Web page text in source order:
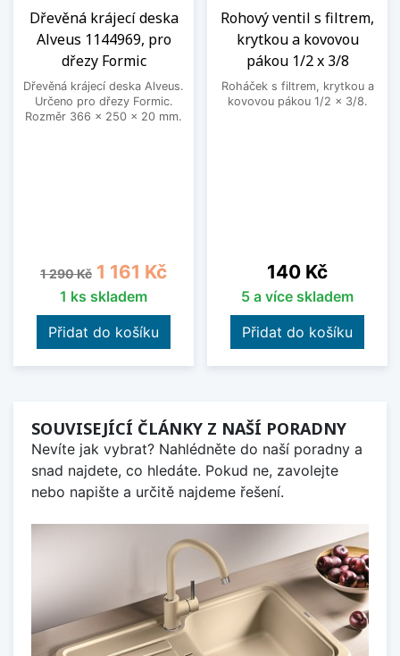
Dřevěná krájecí deska
Alveus 1144969, pro
dřezy Formic
Dřevěná krájecí deska Alveus.
Určeno pro dřezy Formic.
Rozměr 366 x 250 x 20 mm.
Běžná cena
1 290 Kč Cena
1 161 Kč
1 ks skladem
Přidat do košíku
Rohový ventil s filtrem,
krytkou a kovovou
pákou 1/2 x 3/8
Roháček s filtrem, krytkou a
kovovou pákou 1/2 x 3/8.
Cena
140 Kč
5 a více skladem
Přidat do košíku
SOUVISEJÍCÍ ČLÁNKY Z NAŠÍ PORADNY
Nevíte jak vybrat? Nahlédněte do naší poradny a
snad najdete, co hledáte. Pokud ne, zavolejte
nebo napište a určitě najdeme řešení.